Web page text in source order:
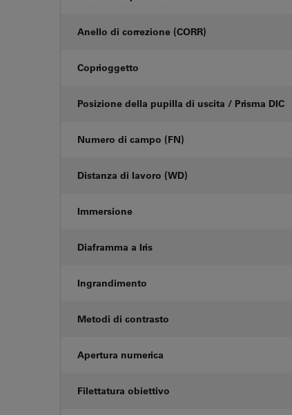
Anello di correzione (CORR)
Coprioggetto
Posizione della pupilla di uscita / Prisma DIC
Numero di campo (FN)
Distanza di lavoro (WD)
Immersione
Diaframma a Iris
Ingrandimento
Metodi di contrasto
Apertura numerica
Filettatura obiettivo